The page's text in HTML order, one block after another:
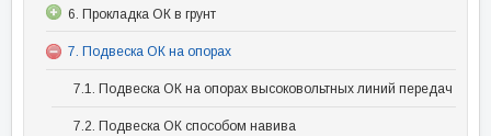
6. Прокладка ОК в грунт
7. Подвеска ОК на опорах
7.1. Подвеска ОК на опорах высоковольтных линий передач
7.2. Подвеска ОК способом навива